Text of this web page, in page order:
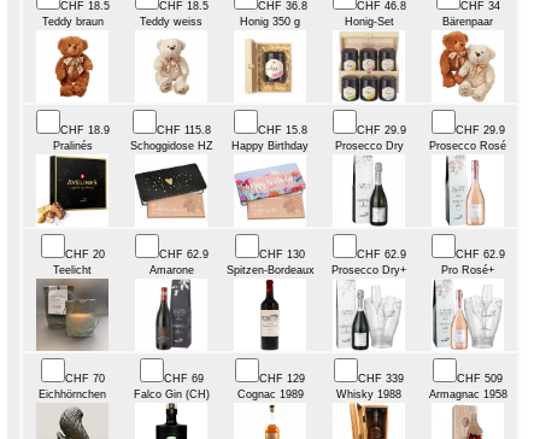
CHF 18.5
Teddy braun
CHF 18.5
Teddy weiss
CHF 36.8
Honig 350 g
CHF 46.8
Honig-Set
CHF 34
Bärenpaar
CHF 18.9
Pralinés
CHF 115.8
Schoggidose HZ
CHF 15.8
Happy Birthday
CHF 29.9
Prosecco Dry
CHF 29.9
Prosecco Rosé
CHF 20
Teelicht
CHF 62.9
Amarone
CHF 130
Spitzen-Bordeaux
CHF 62.9
Prosecco Dry+
CHF 62.9
Pro Rosé+
CHF 70
Eichhörnchen
CHF 69
Falco Gin (CH)
CHF 129
Cognac 1989
CHF 339
Whisky 1988
CHF 509
Armagnac 1958